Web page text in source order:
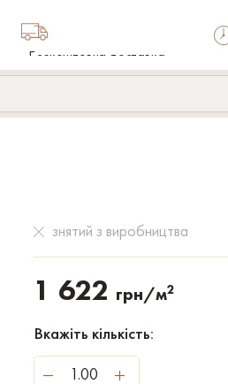
Безкоштовна доставка
по Україні
знятий з виробництва
1 622 грн/м2
Вкажіть кількість: